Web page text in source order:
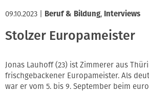
09.10.2023 Beruf & Bildung, Interviews
Stolzer Europameister
Jonas Lauhoff (23) ist Zimmerer aus
frischgebackener Europameister. Als
war er vom 5. bis 9. September beim